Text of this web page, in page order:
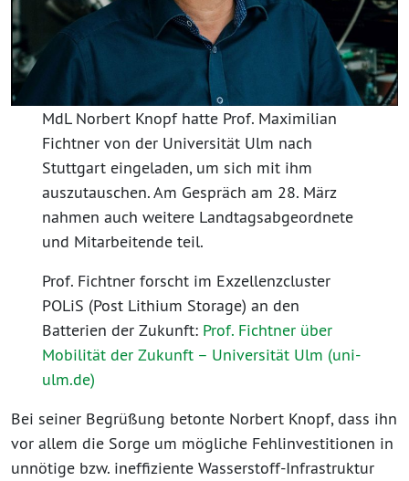
MdL Norbert Knopf hatte Prof. Maximilian
Fichtner von der Universität Ulm nach
Stuttgart eingeladen, um sich mit ihm
auszutauschen. Am Gespräch am 28. März
nahmen auch weitere Landtagsabgeordnete
und Mitarbeitende teil.
Prof. Fichtner forscht im Exzellenzcluster
POLiS (Post Lithium Storage) an den
Batterien der Zukunft: Prof. Fichtner über
Mobilität der Zukunft – Universität Ulm (uni-
ulm.de)
Bei seiner Begrüßung betonte Norbert Knopf, dass ihn
vor allem die Sorge um mögliche Fehlinvestitionen in
unnötige bzw. ineffiziente Wasserstoff-Infrastruktur